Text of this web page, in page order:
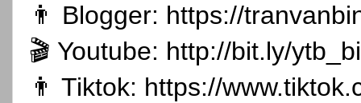
👨 Blogger: https://
🎬 Youtube: http://bit.ly/
👨 Tiktok: https://